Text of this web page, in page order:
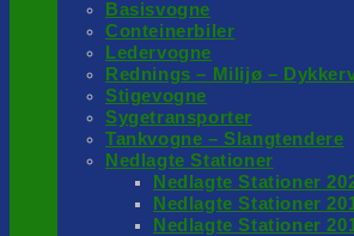
Basisvogne
Conteinerbiler
Ledervogne
Rednings – Milijø –
Stigevogne
Sygetransporter
Tankvogne – Slangtendere
Nedlagte Stationer
Nedlagte Stationer
Nedlagte Stationer
Nedlagte Stationer